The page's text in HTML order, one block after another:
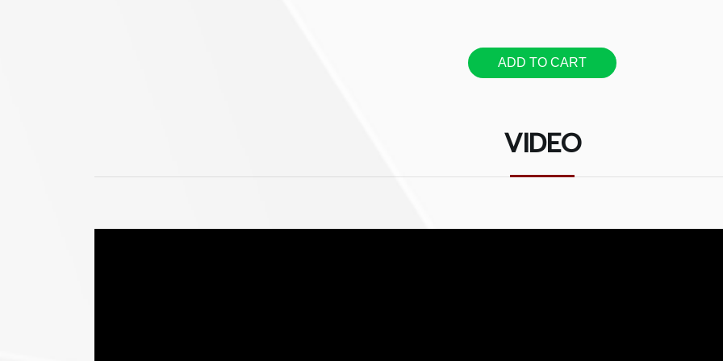
นมาให้ต่ำที่สุดด้วยความแม่นยำ
โดยไม่ก่อให้เกิดอาการ buzz
จาก Maestro ที่มีราคาขายปลี
Taking inspiration from
ADD TO CART
VIDEO